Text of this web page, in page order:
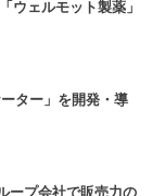
ウェルモット製薬」
ター」を開発・導
ープ会社で販売力の